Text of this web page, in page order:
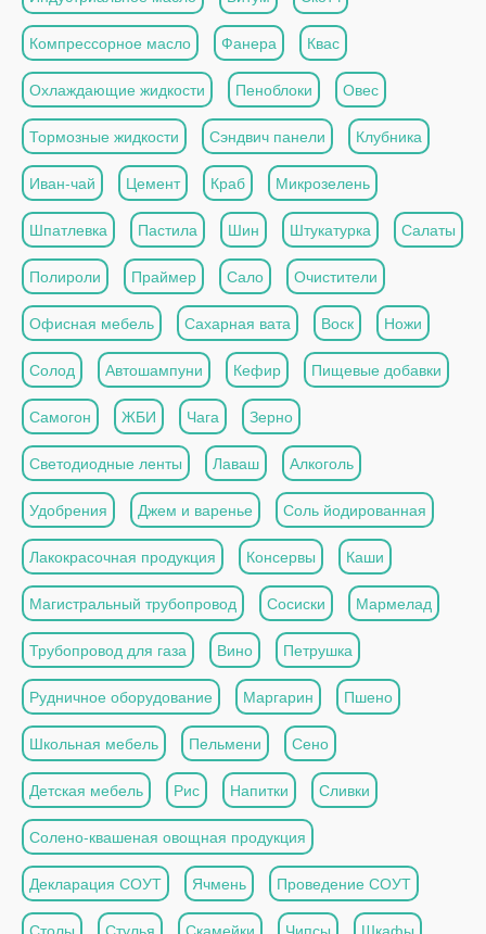
Компрессорное масло Фанера Квас
Охлаждающие жидкости Пеноблоки Овес
Тормозные жидкости Сэндвич панели Клубника
Иван-чай Цемент Краб Микрозелень
Шпатлевка Пастила Шин Штукатурка Салаты
Полироли Праймер Сало Очистители
Офисная мебель Сахарная вата Воск Ножи
Солод Автошампуни Кефир Пищевые добавки
Самогон ЖБИ Чага Зерно
Светодиодные ленты Лаваш Алкоголь
Удобрения Джем и варенье Соль йодированная
Лакокрасочная продукция Консервы Каши
Магистральный трубопровод Сосиски Мармелад
Трубопровод для газа Вино Петрушка
Рудничное оборудование Маргарин Пшено
Школьная мебель Пельмени Сено
Детская мебель Рис Напитки Сливки
Солено-квашеная овощная продукция
Декларация СОУТ Ячмень Проведение СОУТ